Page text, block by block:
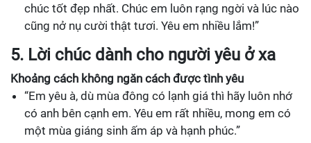
chúc tốt đẹp nhất. Chúc em luôn rạng ngời và lúc nào
cũng nở nụ cười thật tươi. Yêu em nhiều lắm!”
5. Lời chúc dành cho người yêu ở xa
Khoảng cách không ngăn cách được tình yêu
“Em yêu à, dù mùa đông có lạnh giá thì hãy luôn nhớ
có anh bên cạnh em. Yêu em rất nhiều, mong em có
một mùa giáng sinh ấm áp và hạnh phúc.”